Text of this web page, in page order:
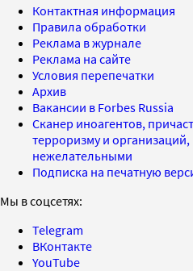
Контактная информация
Правила обработки
Реклама в журнале
Реклама на сайте
Условия перепечатки
Архив
Вакансии в Forbes Russia
Сканер иноагентов,
терроризму и
нежелательными
Подписка на печатную
Мы в соцсетях:
Telegram
ВКонтакте
YouTube